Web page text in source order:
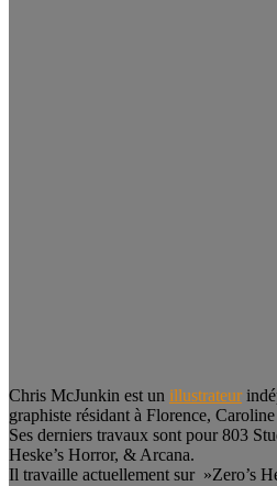
Chris McJunkin est un illustrateur
graphiste résidant à Florence,
Ses derniers travaux sont pour 803
Heske’s Horror, & Arcana.
Il travaille actuellement sur ​​ »Zero’s